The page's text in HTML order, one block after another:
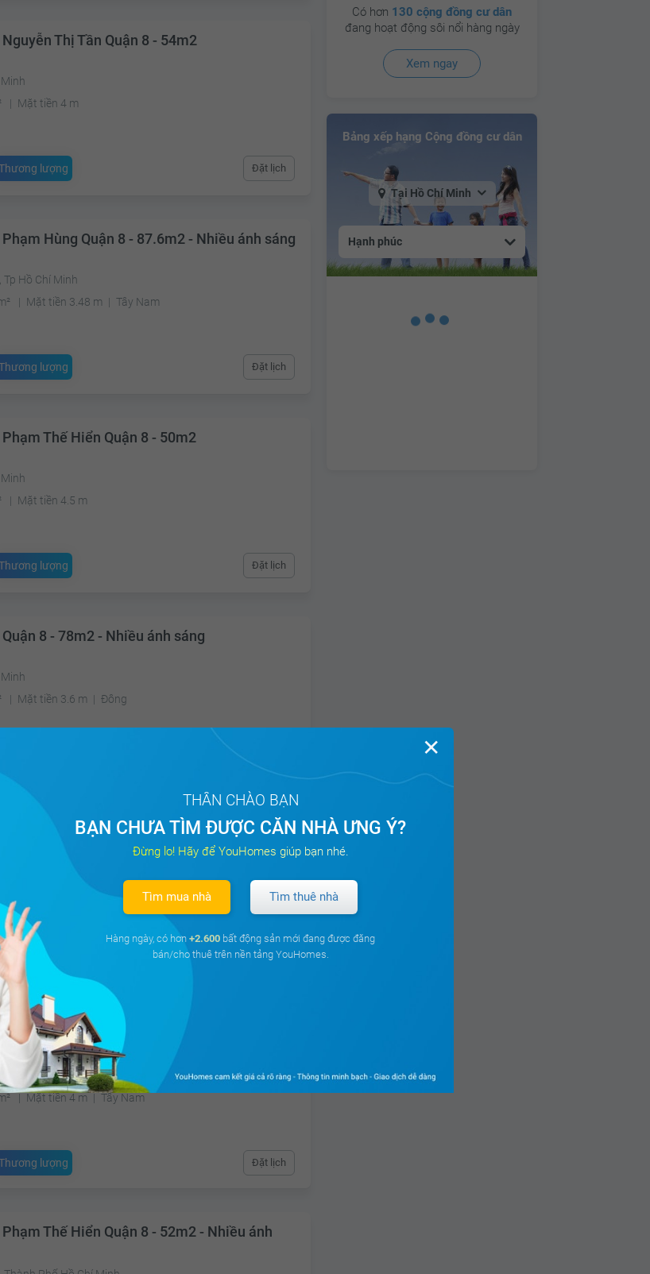
Thị Tần Quận 8 - 54m2
Mặt tiền 4 m
lượng Đặt lịch
Hùng Quận 8 - 87.6m2 - Nhiều ánh sáng
Tp Hồ Chí Minh
Mặt tiền 3.48 m Tây Nam
lượng Đặt lịch
Thế Hiển Quận 8 - 50m2
Mặt tiền 4.5 m
lượng Đặt lịch
8 - 78m2 - Nhiều ánh sáng
Mặt tiền 3.6 m Đông
Nguyễn nhược Thị Quận 8 - 40m2 - Hướng mát
Tp Hồ Chí Minh
Đông Bắc
Thương lượng Đặt lịch
âu Dương Lân Quận 8 - 79.8m2 - Nhiều ánh
Tp Hồ Chí Minh
Mặt tiền 4 m Tây Nam
lượng Đặt lịch
Thế Hiển Quận 8 - 52m2 - Nhiều ánh
Có hơn 130 cộng đồng cư dân
đang hoạt động sôi nổi hàng ngày
Xem ngay
Bảng xếp hạng Cộng đồng cư dân
Tại Hồ Chí Minh
Hạnh phúc
✕
THÂN CHÀO BẠN
BẠN CHƯA TÌM ĐƯỢC CĂN NHÀ ƯNG Ý?
Đừng lo! Hãy để YouHomes giúp bạn nhé.
Tìm mua nhà Tìm thuê nhà
Hàng ngày, có hơn +2.600 bất động sản mới đang được đăng
bán/cho thuê trên nền tảng YouHomes.